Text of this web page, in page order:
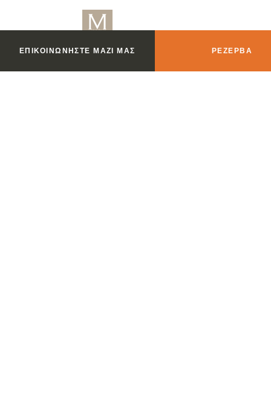
ΕΠΙΚΟΙΝΩΝΉΣΤΕ ΜΑΖΊ ΜΑΣ ΡΕΖΈΡΒΑ